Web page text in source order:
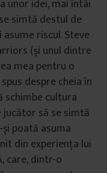
unor idei, mai întâi
simtă destul de
riscul. Steve
(și unul dintre
mea pentru o
despre cheia în
schimbe cultura
să se simtă
poată asuma
din experiența lui
care, dintr-o